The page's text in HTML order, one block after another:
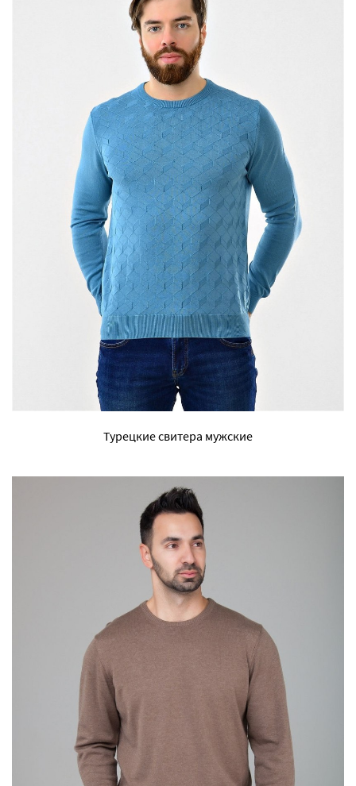
Турецкие свитера мужские